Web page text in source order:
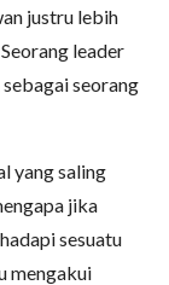
justru lebih
leader
seorang
yang saling
jika
sesuatu
mengakui